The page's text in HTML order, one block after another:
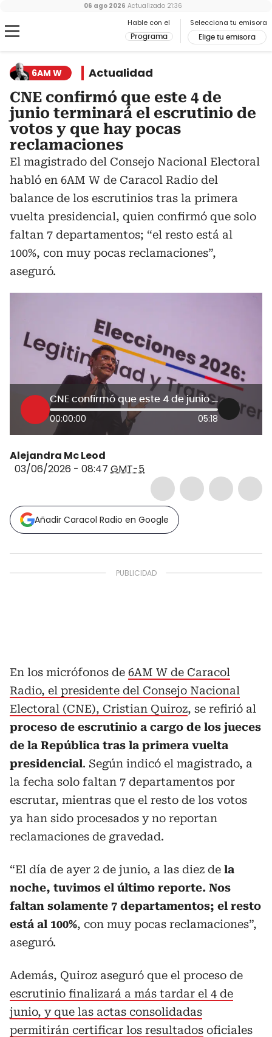
Hable con el
Programa
Selecciona tu emisora
Elige tu emisora
06 ago 2026 Actualizado 21:36
6AM W Actualidad
CNE confirmó que este 4 de
junio terminará el escrutinio de
votos y que hay pocas
reclamaciones
El magistrado del Consejo Nacional Electoral
habló en 6AM W de Caracol Radio del
balance de los escrutinios tras la primera
vuelta presidencial, quien confirmó que solo
faltan 7 departamentos; “el resto está al
100%, con muy pocas reclamaciones”,
aseguró.
CNE confirmó que este 4 de junio terminará el escrutinio de votos de la primera vuelta presidencial
00:00:00 05:18
Alejandra Mc Leod
03/06/2026 - 08:47 GMT-5
Añadir Caracol Radio en Google
En los micrófonos de 6AM W de Caracol
Radio, el presidente del Consejo Nacional
Electoral (CNE), Cristian Quiroz, se refirió al
proceso de escrutinio a cargo de los jueces
de la República tras la primera vuelta
presidencial. Según indicó el magistrado, a
la fecha solo faltan 7 departamentos por
escrutar, mientras que el resto de los votos
ya han sido procesados y no reportan
reclamaciones de gravedad.
“El día de ayer 2 de junio, a las diez de la
noche, tuvimos el último reporte. Nos
faltan solamente 7 departamentos; el resto
está al 100%, con muy pocas reclamaciones”,
aseguró.
Además, Quiroz aseguró que el proceso de
escrutinio finalizará a más tardar el 4 de
junio, y que las actas consolidadas
permitirán certificar los resultados oficiales